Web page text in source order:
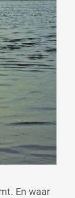
En waar